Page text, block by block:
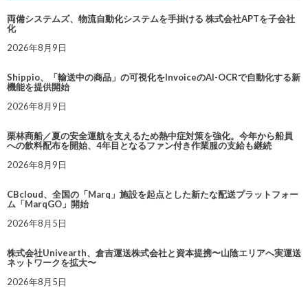
両備システムズ、物流自動化システムを手掛ける 株式会社APTを子会社
化
2026年8月9日
Shippio、「輸送中の商品」の可視化をInvoiceのAI-OCRで自動化する新
機能を提供開始
2026年8月9日
栗林商船／夏の安全運航を支えるため熱中症対策を強化。今年から船員
への飲料配布を開始、4年目となるファン付き作業服の支給も継続
2026年8月9日
CBcloud、全国の「Marq」施設を起点とした新たな配送プラットフォー
ム「MarqGO」開始
2026年8月5日
株式会社Univearth、倉吉運送株式会社と資本提携〜山陰エリアへ実運送
ネットワークを拡大〜
2026年8月5日